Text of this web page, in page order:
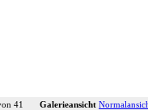
41 Galerieansicht